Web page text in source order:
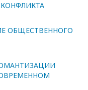
ОБЩЕСТВЕННОГО